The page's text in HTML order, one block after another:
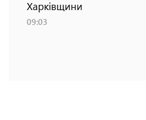
Харківщини
09:03